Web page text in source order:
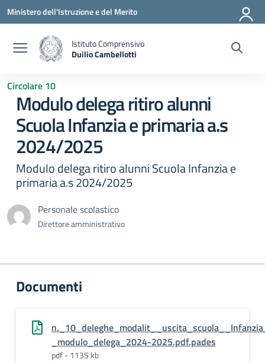
Vai ai contenuti
Vai al menu di navigazione
Vai al footer
Ministero dell'Istruzione e del Merito
Istituto Comprensivo
Duilio Cambellotti
Circolare 10
Modulo delega ritiro alunni
Scuola Infanzia e primaria a.s
2024/2025
Modulo delega ritiro alunni Scuola Infanzia e
primaria a.s 2024/2025
Personale scolastico
Direttore amministrativo
Documenti
_modulo_delega_2024-2025.pdf.pades
pdf - 1135 kb